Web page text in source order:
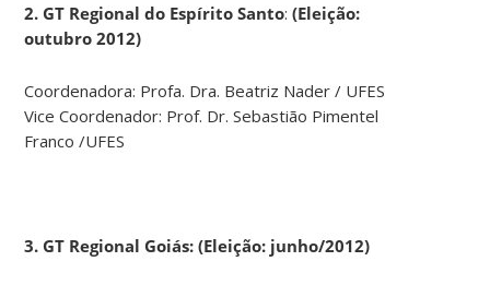
2. GT Regional do Espírito Santo:(Eleição:
outubro 2012)
Coordenadora: Profa. Dra. Beatriz Nader / UFES
Vice Coordenador: Prof. Dr. Sebastião Pimentel
Franco /UFES
3. GT Regional Goiás: (Eleição: junho/2012)